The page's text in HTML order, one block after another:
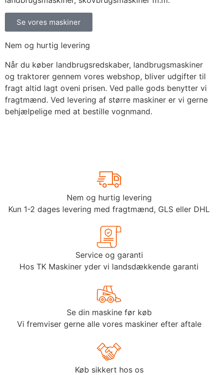
Se vores maskiner
Nem og hurtig levering
Når du køber landbrugsredskaber, landbrugsmaskiner
og traktorer gennem vores webshop, bliver udgifter til
fragt altid lagt oveni prisen. Ved palle gods benytter vi
fragtmænd. Ved levering af større maskiner er vi gerne
behjælpelige med at bestille vognmand.
Nem og hurtig levering
Kun 1-2 dages levering med fragtmænd, GLS eller DHL
Service og garanti
Hos TK Maskiner yder vi landsdækkende garanti
Se din maskine før køb
Vi fremviser gerne alle vores maskiner efter aftale
Køb sikkert hos os